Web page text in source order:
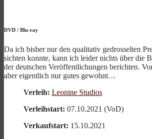
DVD / Blu-ray
Da ich bisher nur den qualitativ gedrosselten
sichten konnte, kann ich leider nichts über die
der deutschen Veröffentlichungen berichten.
aber eigentlich nur gutes gewohnt…
Verleih: Leonine Studios
Verleihstart: 07.10.2021 (VoD)
Verkaufstart: 15.10.2021